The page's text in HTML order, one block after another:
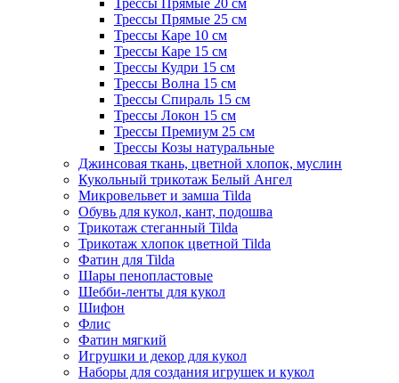
Трессы Прямые 25 см
Трессы Каре 10 см
Трессы Каре 15 см
Трессы Кудри 15 см
Трессы Волна 15 см
Трессы Спираль 15 см
Трессы Локон 15 см
Трессы Премиум 25 см
Трессы Козы натуральные
Джинсовая ткань, цветной хлопок, муслин
Кукольный трикотаж Белый Ангел
Микровельвет и замша Tilda
Обувь для кукол, кант, подошва
Трикотаж стеганный Tilda
Трикотаж хлопок цветной Tilda
Фатин для Tilda
Шары пенопластовые
Шебби-ленты для кукол
Шифон
Флис
Фатин мягкий
Игрушки и декор для кукол
Наборы для создания игрушек и кукол